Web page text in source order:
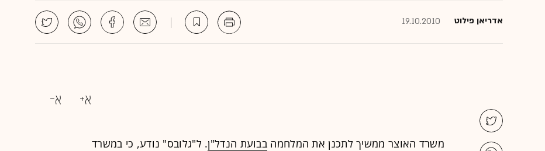
אדריאן פילוט 19.10.2010
משרד האוצר ממשיך לתכנן את המלחמה בבועת הנדל"ן. ל"גלובס" נודע, כי במשרד